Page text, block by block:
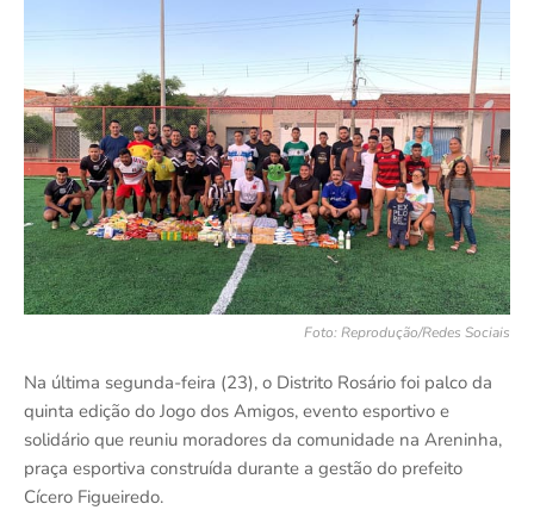
Foto: Reprodução/Redes Sociais
Na última segunda-feira (23), o Distrito Rosário foi palco da
quinta edição do Jogo dos Amigos, evento esportivo e
solidário que reuniu moradores da comunidade na Areninha,
praça esportiva construída durante a gestão do prefeito
Cícero Figueiredo.